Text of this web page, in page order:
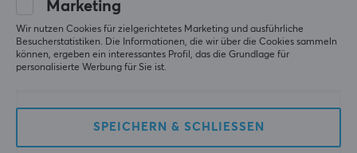
Marketing
Wir nutzen Cookies für zielgerichtetes Marketing und ausführliche
Besucherstatistiken. Die Informationen, die wir über die Cookies sammeln
können, ergeben ein interessantes Profil, das die Grundlage für
personalisierte Werbung für Sie ist.
SPEICHERN & SCHLIESSEN